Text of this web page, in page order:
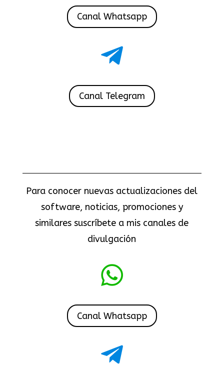
Canal Whatsapp

Canal Telegram
Para conocer nuevas actualizaciones del
software, noticias, promociones y
similares suscríbete a mis canales de
divulgación

Canal Whatsapp
